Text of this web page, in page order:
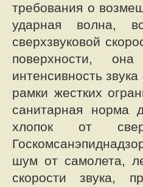
требования о
ударная волна,
сверхзвуковой
поверхности,
интенсивность
рамки жестких
санитарная норма
хлопок от
шум от самолета,
скорости звука,